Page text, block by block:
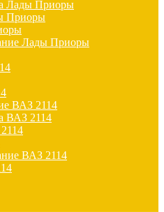
Лады Приоры
Приоры
Лады Приоры
ВАЗ 2114
ВАЗ 2114
ВАЗ 2114